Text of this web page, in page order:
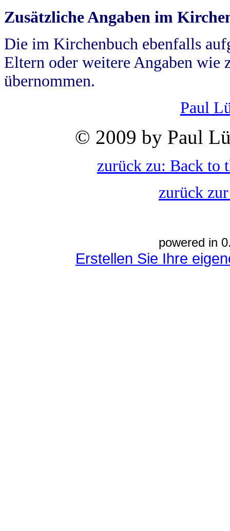
Zusätzliche Angaben im
Die im Kirchenbuch ebenfalls
Eltern oder weitere Angaben wie
übernommen.
Paul
© 2009 by Paul
zurück zu: Back to
zurück
powered in
Erstellen Sie Ihre